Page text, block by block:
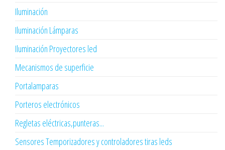
Iluminación
Iluminación Lámparas
Iluminación Proyectores led
Mecanismos de superficie
Portalamparas
Porteros electrónicos
Regletas eléctricas,punteras...
Sensores Temporizadores y controladores tiras leds